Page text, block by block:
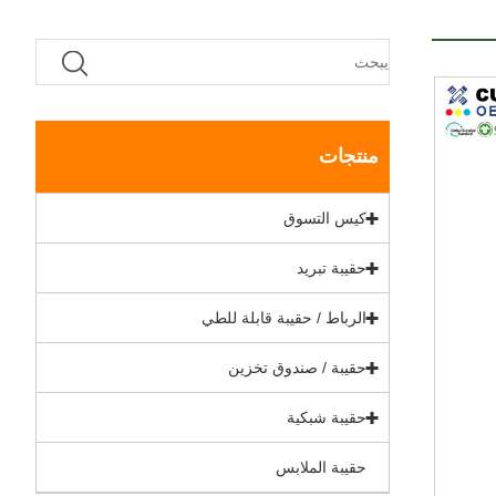
منتجات
كيس التسوق
حقيبة تبريد
الرباط / حقيبة قابلة للطي
حقيبة / صندوق تخزين
حقيبة شبكية
حقيبة الملابس